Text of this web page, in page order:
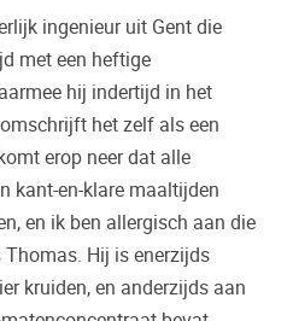
ingenieur uit Gent die
met een heftige
hij indertijd in het
het zelf als een
erop neer dat alle
kant-en-klare maaltijden
en ik ben allergisch aan die
Thomas. Hij is enerzijds
kruiden, en anderzijds aan